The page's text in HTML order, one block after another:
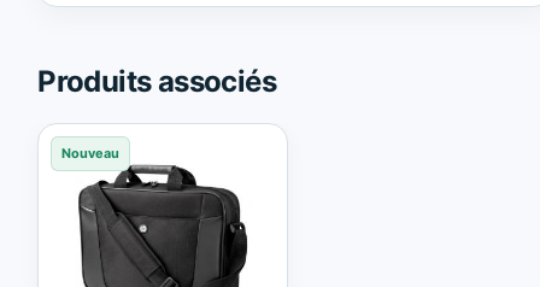
Trusted
Produits associés
Nouveau